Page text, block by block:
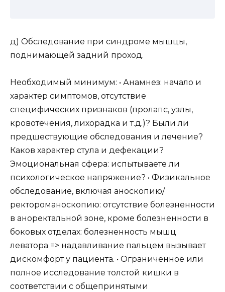
д) Обследование при синдроме мышцы,
поднимающей задний проход.
Необходимый минимум: • Анамнез: начало и
характер симптомов, отсутствие
специфических признаков (пролапс, узлы,
кровотечения, лихорадка и т.д.)? Были ли
предшествующие обследования и лечение?
Каков характер стула и дефекации?
Эмоциональная сфера: испытываете ли
психологическое напряжение? • Физикальное
обследование, включая аноскопию/
ректороманоскопию: отсутствие болезненности
в аноректальной зоне, кроме болезненности в
боковых отделах: болезненность мышц
леватора => надавливание пальцем вызывает
дискомфорт у пациента. • Ограниченное или
полное исследование толстой кишки в
соответствии с общепринятыми